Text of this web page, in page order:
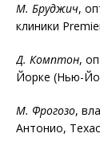
М. Бруджич,
клиники
Д. Комптон,
Йорке (Нью-
М. Фрогозо,
Антонио,